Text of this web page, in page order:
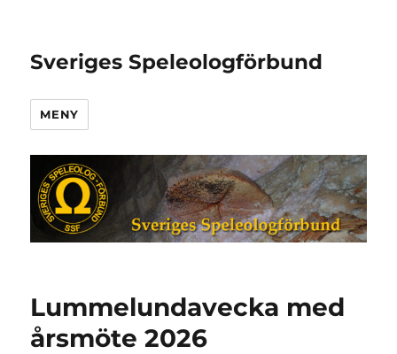
Sveriges Speleologförbund
MENY
Lummelundavecka med
årsmöte 2026